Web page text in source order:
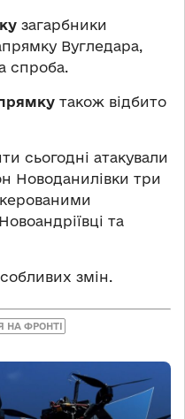
загарбники
Вугледара,
спроба.
також відбито
сьогодні атакували
Новоданилівки три
та
змін.
НА ФРОНТІ